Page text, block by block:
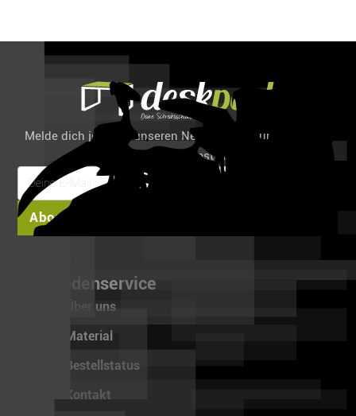
Melde dich jetzt für unseren Newsletter an und spare 6%
auf deine erste Bestellung!
Abonnieren
Kundenservice
Über uns
Material
Bestellstatus
Kontakt